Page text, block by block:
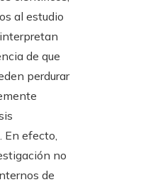
al estudio
de que
perdurar
En efecto,
no
de